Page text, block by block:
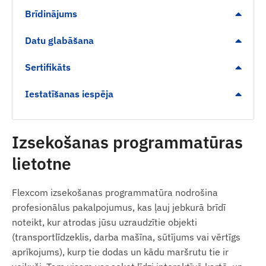
atvienošanas).
statusa indikatori.
Automātiska pārslēgšanās starp miega un
Digitālās un analogās ieejas un izejas
Brīdinājumi
Vilkšanas noteikšana neautorizētas
pārvietošanas gadījumā.
Aizdedzes stāvokļa maiņa.
Ierīces atvienošanas brīdinājums.
Brīdinājums
Datu glabāšana
Sertifikāts
Iestatīšanas iespēja
Izsekošanas programmatūras
lietotne
Flexcom izsekošanas programmatūra nodrošina
profesionālus pakalpojumus, kas ļauj jebkurā brīdī
noteikt, kur atrodas jūsu uzraudzītie objekti
(transportlīdzeklis, darba mašīna, sūtījums vai vērtīgs
aprīkojums), kurp tie dodas un kādu maršrutu tie ir